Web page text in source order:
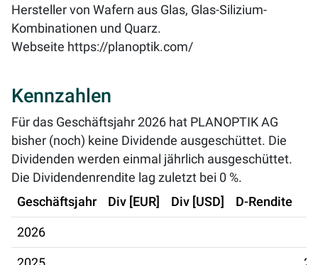
Hersteller von Wafern aus Glas, Glas-Silizium-
Kombinationen und Quarz.
Webseite https://planoptik.com/
Kennzahlen
Für das Geschäftsjahr 2026 hat PLANOPTIK AG
bisher (noch) keine Dividende ausgeschüttet. Die
Dividenden werden einmal jährlich ausgeschüttet.
Die Dividendenrendite lag zuletzt bei 0 %.
Geschäftsjahr
Div [EUR] Div [USD] D-Rendite
2026